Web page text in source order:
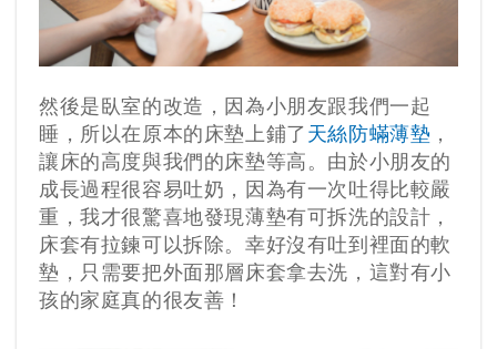
然後是臥室的改造，因為小朋友跟我們一起
睡，所以在原本的床墊上鋪了 天絲防蟎薄墊 ，
讓床的高度與我們的床墊等高。由於小朋友的
成長過程很容易吐奶，因為有一次吐得比較嚴
重，我才很驚喜地發現薄墊有可拆洗的設計，
床套有拉鍊可以拆除。幸好沒有吐到裡面的軟
墊，只需要把外面那層床套拿去洗，這對有小
孩的家庭真的很友善！